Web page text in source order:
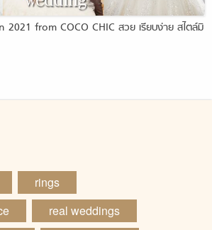
from COCO CHIC สวย เรียบง่าย สไตล์มิ
rings
real weddings